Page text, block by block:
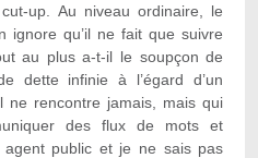
cut-up. Au niveau ordinaire, le
ignore qu’il ne fait que suivre
au plus a-t-il le soupçon de
dette infinie à l’égard d’un
ne rencontre jamais, mais qui
des flux de mots et
public et je ne sais pas